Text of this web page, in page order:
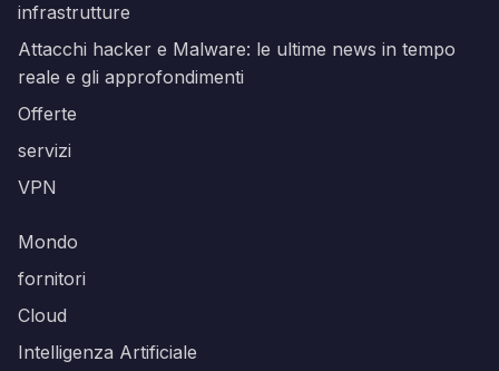
infrastrutture
Attacchi hacker e Malware: le ultime news in tempo
reale e gli approfondimenti
Offerte
servizi
VPN
Mondo
fornitori
Cloud
Intelligenza Artificiale